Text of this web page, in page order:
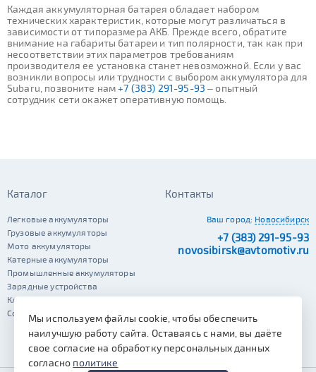
Каждая аккумуляторная батарея обладает набором
технических характеристик, которые могут различаться в
зависимости от типоразмера АКБ. Прежде всего, обратите
внимание на габариты батареи и тип полярности, так как при
несоответствии этих параметров требованиям
производителя ее установка станет невозможной. Если у вас
возникли вопросы или трудности с выбором аккумулятора для
Subaru, позвоните нам+7 (383) 291-95-93 – опытный
сотрудник сети окажет оперативную помощь.
Каталог
Легковые аккумуляторы
Грузовые аккумуляторы
Мото аккумуляторы
Катерные аккумуляторы
Промышленные аккумуляторы
Зарядные устройства
Клеммы
Сопутствующие автотовары
Контакты
Ваш город: Новосибирск
+7 (383) 291-95-93
novosibirsk@avtomotiv.ru
Мы используем файлы cookie, чтобы обеспечить
наилучшую работу сайта. Оставаясь с нами, вы даёте
свое согласие на обработку персональных данных
согласно политике